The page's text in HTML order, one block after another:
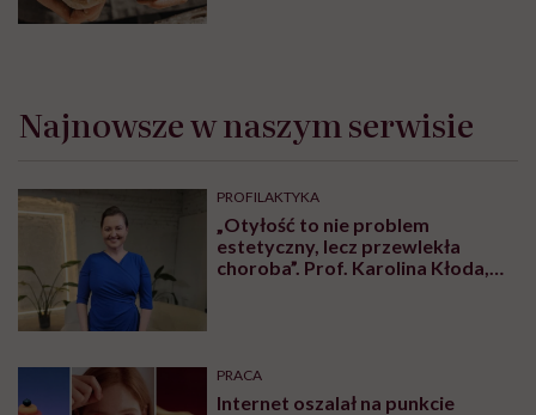
Karolina Wierzbińska
#Aktywistka. Sprawia, że pewne rzeczy się
inicjują, łączy ludzi i projekty, kocha
procesy i sprawdzanie, co fantastycznego
może się czaić za rogiem
Zobacz profil
Udostępnij